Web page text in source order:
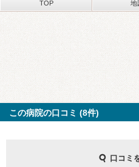
TOP 地
この病院の口コミ (8件)
口コミ